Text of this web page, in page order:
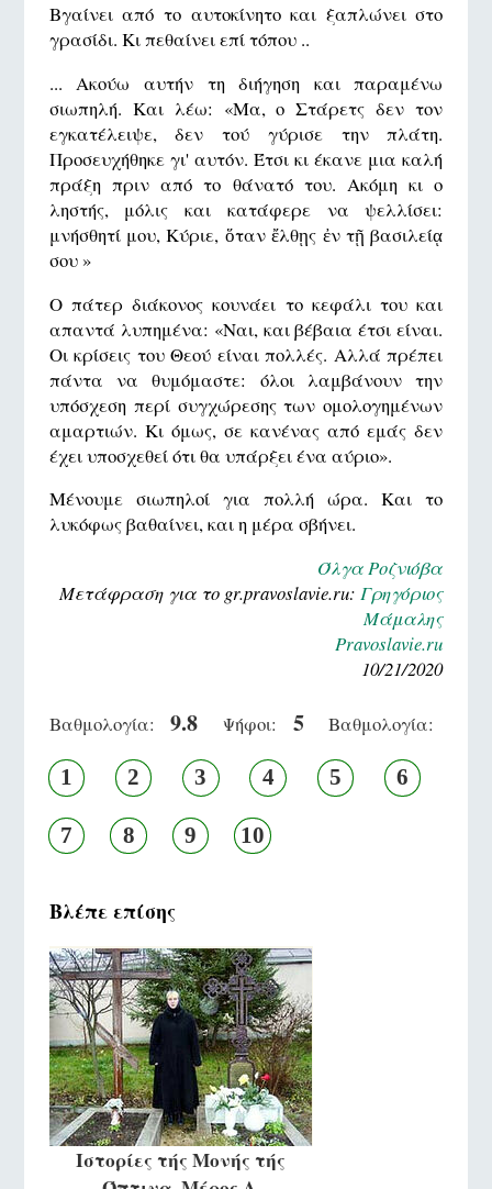
Βγαίνει από το αυτοκίνητο και ξαπλώνει στο
γρασίδι. Κι πεθαίνει επί τόπου ..
... Ακούω αυτήν τη διήγηση και παραμένω
σιωπηλή. Και λέω: «Μα, ο Στάρετς δεν τον
εγκατέλειψε, δεν τού γύρισε την πλάτη.
Προσευχήθηκε γι' αυτόν. Έτσι κι έκανε μια καλή
πράξη πριν από το θάνατό του. Ακόμη κι ο
ληστής, μόλις και κατάφερε να ψελλίσει:
μνήσθητί μου, Κύριε, ὅταν ἔλθῃς ἐν τῇ βασιλείᾳ
σου »
Ο πάτερ διάκονος κουνάει το κεφάλι του και
απαντά λυπημένα: «Ναι, και βέβαια έτσι είναι.
Οι κρίσεις του Θεού είναι πολλές. Αλλά πρέπει
πάντα να θυμόμαστε: όλοι λαμβάνουν την
υπόσχεση περί συγχώρεσης των ομολογημένων
αμαρτιών. Κι όμως, σε κανένας από εμάς δεν
έχει υποσχεθεί ότι θα υπάρξει ένα αύριο».
Mένουμε σιωπηλοί για πολλή ώρα. Και το
λυκόφως βαθαίνει, και η μέρα σβήνει.
Όλγα Ροζνιόβα
Μετάφραση για το gr.pravoslavie.ru:Γρηγόριος
Μάμαλης
Pravoslavie.ru
10/21/2020
Βαθμολογία: 9.8 Ψήφοι: 5 Βαθμολογία:
1 2 3 4 5 6
7 8 9 10
Βλέπε επίσης
Ιστορίες τής Μονής τής